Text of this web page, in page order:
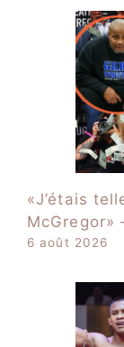
«J’étais
McGregor»
6 août 2026